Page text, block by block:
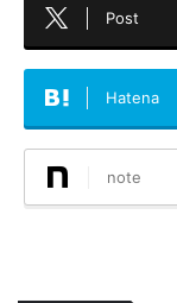
Post
Hatena
note